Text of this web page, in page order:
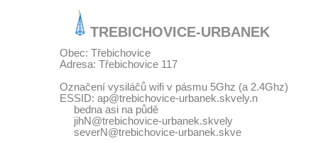
TREBICHOVICE-URBANEK
Obec: Třebichovice
Adresa: Třebichovice 117
Označení vysiláčů wifi v pásmu 5Ghz (a 2.4Ghz)
ESSID: ap@trebichovice-urbanek.skvely.n
bedna asi na půdě
jihN@trebichovice-urbanek.skvely
severN@trebichovice-urbanek.skve